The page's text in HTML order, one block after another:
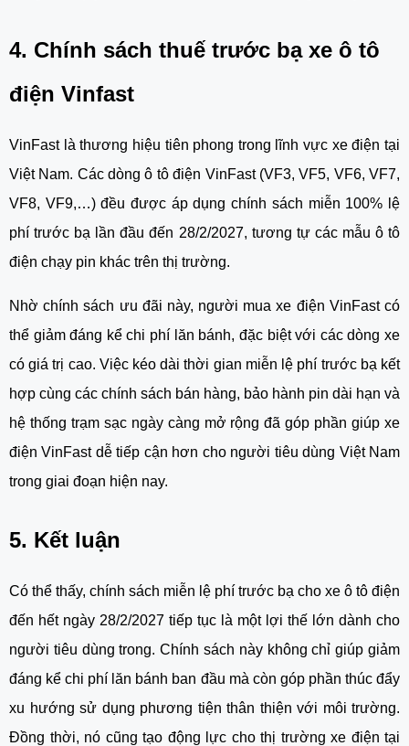
4. Chính sách thuế trước bạ xe ô tô
điện Vinfast
VinFast là thương hiệu tiên phong trong lĩnh vực xe điện tại
Việt Nam. Các dòng ô tô điện VinFast (VF3, VF5, VF6, VF7,
VF8, VF9,…) đều được áp dụng chính sách miễn 100% lệ
phí trước bạ lần đầu đến 28/2/2027, tương tự các mẫu ô tô
điện chạy pin khác trên thị trường.
Nhờ chính sách ưu đãi này, người mua xe điện VinFast có
thể giảm đáng kể chi phí lăn bánh, đặc biệt với các dòng xe
có giá trị cao. Việc kéo dài thời gian miễn lệ phí trước bạ kết
hợp cùng các chính sách bán hàng, bảo hành pin dài hạn và
hệ thống trạm sạc ngày càng mở rộng đã góp phần giúp xe
điện VinFast dễ tiếp cận hơn cho người tiêu dùng Việt Nam
trong giai đoạn hiện nay.
5. Kết luận
Có thể thấy, chính sách miễn lệ phí trước bạ cho xe ô tô điện
đến hết ngày 28/2/2027 tiếp tục là một lợi thế lớn dành cho
người tiêu dùng trong. Chính sách này không chỉ giúp giảm
đáng kể chi phí lăn bánh ban đầu mà còn góp phần thúc đẩy
xu hướng sử dụng phương tiện thân thiện với môi trường.
Đồng thời, nó cũng tạo động lực cho thị trường xe điện tại